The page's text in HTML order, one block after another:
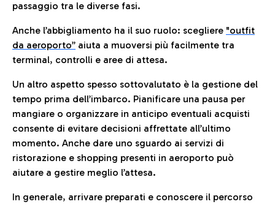
passaggio tra le diverse fasi.
Anche l’abbigliamento ha il suo ruolo: scegliere "outfit
da aeroporto” aiuta a muoversi più facilmente tra
terminal, controlli e aree di attesa.
Un altro aspetto spesso sottovalutato è la gestione del
tempo prima dell’imbarco. Pianificare una pausa per
mangiare o organizzare in anticipo eventuali acquisti
consente di evitare decisioni affrettate all’ultimo
momento. Anche dare uno sguardo ai servizi di
ristorazione e shopping presenti in aeroporto può
aiutare a gestire meglio l’attesa.
In generale, arrivare preparati e conoscere il percorso